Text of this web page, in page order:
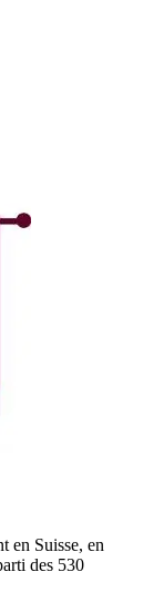
en Suisse, en
des 530